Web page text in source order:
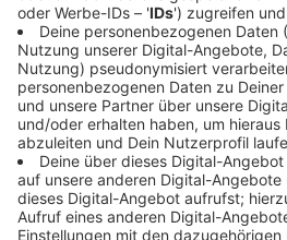
Ärzte älter als 65 Jahre und wird
den Ruhestand gehen. Schon
teils wochenlang auf
kritisiert, dass die politische
kleinteilig geführt werde. Es
Einzelvorschläge, aber ohne
des Systems.
Anzeige